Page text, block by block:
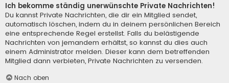
Ich bekomme ständig unerwünschte Private Nachrichten!
Du kannst Private Nachrichten, die dir ein Mitglied sendet,
automatisch löschen, indem du in deinem persönlichen Bereich
eine entsprechende Regel erstellst. Falls du belästigende
Nachrichten von jemandem erhältst, so kannst du dies auch
einem Administrator melden. Dieser kann dem betreffenden
Mitglied dann verbieten, Private Nachrichten zu versenden.
Nach oben